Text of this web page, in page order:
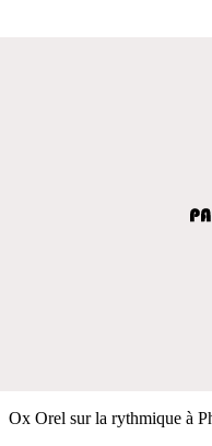
Ox Orel sur la rythmique à